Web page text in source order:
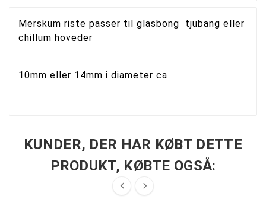
Merskum riste passer til glasbong tjubang eller
chillum hoveder
10mm eller 14mm i diameter ca
KUNDER, DER HAR KØBT DETTE
PRODUKT, KØBTE OGSÅ:
 